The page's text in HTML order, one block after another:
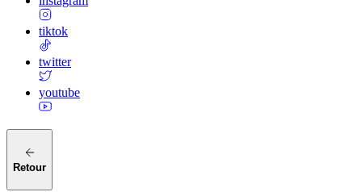
tiktok
twitter
youtube
Retour